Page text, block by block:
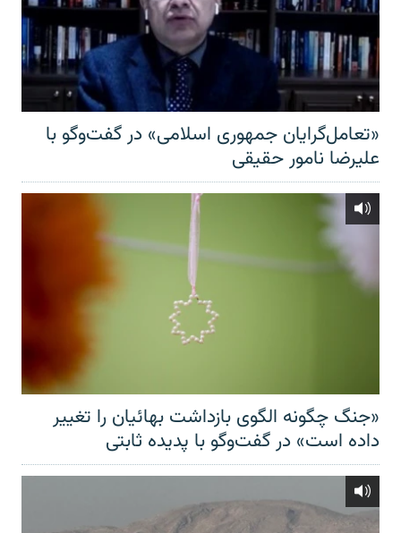
«تعامل‌گرایان جمهوری اسلامی» در گفت‌وگو با
علیرضا نامور حقیقی
«جنگ چگونه الگوی بازداشت بهائیان را تغییر
داده است» در گفت‌وگو با پدیده ثابتی